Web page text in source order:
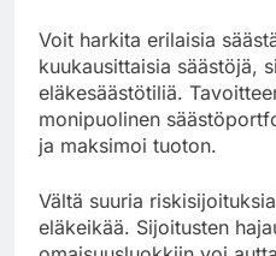
Voit harkita erilaisia
kuukausittaisia säästöjä,
eläkesäästötiliä.
monipuolinen
ja maksimoi tuoton.
Vältä suuria
eläkeikää. Sijoitusten